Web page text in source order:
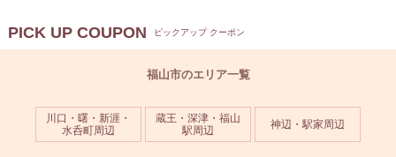
PICK UP COUPON ピックアップ クーポン
福山市のエリア一覧
川口・曙・新涯・
水呑町周辺
蔵王・深津・福山
駅周辺
神辺・駅家周辺